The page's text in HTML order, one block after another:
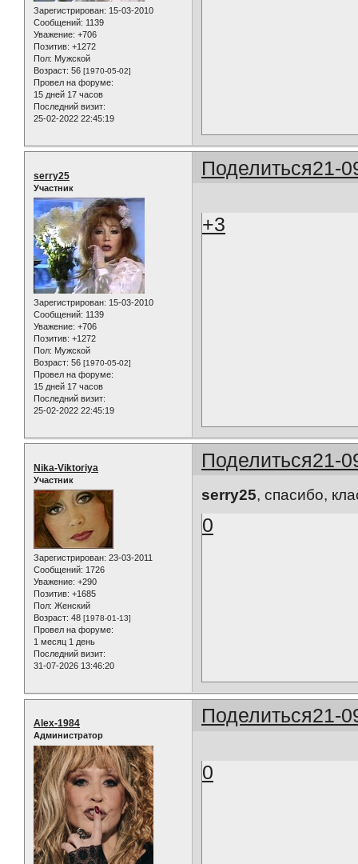
Зарегистрирован: 15-03-2010
Сообщений: 1139
Уважение: +706
Позитив: +1272
Пол: Мужской
Возраст: 56 [1970-05-02]
Провел на форуме:
15 дней 17 часов
Последний визит:
25-02-2022 22:45:19
Поделиться21-
serry25
Участник
Зарегистрирован: 15-03-2010
Сообщений: 1139
Уважение: +706
Позитив: +1272
Пол: Мужской
Возраст: 56 [1970-05-02]
Провел на форуме:
15 дней 17 часов
Последний визит:
25-02-2022 22:45:19
+3
Поделиться21-
Nika-Viktoriya
Участник
Зарегистрирован: 23-03-2011
Сообщений: 1726
Уважение: +290
Позитив: +1685
Пол: Женский
Возраст: 48 [1978-01-13]
Провел на форуме:
1 месяц 1 день
Последний визит:
31-07-2026 13:46:20
serry25, спасибо,
0
Поделиться21-
Alex-1984
Администратор
0